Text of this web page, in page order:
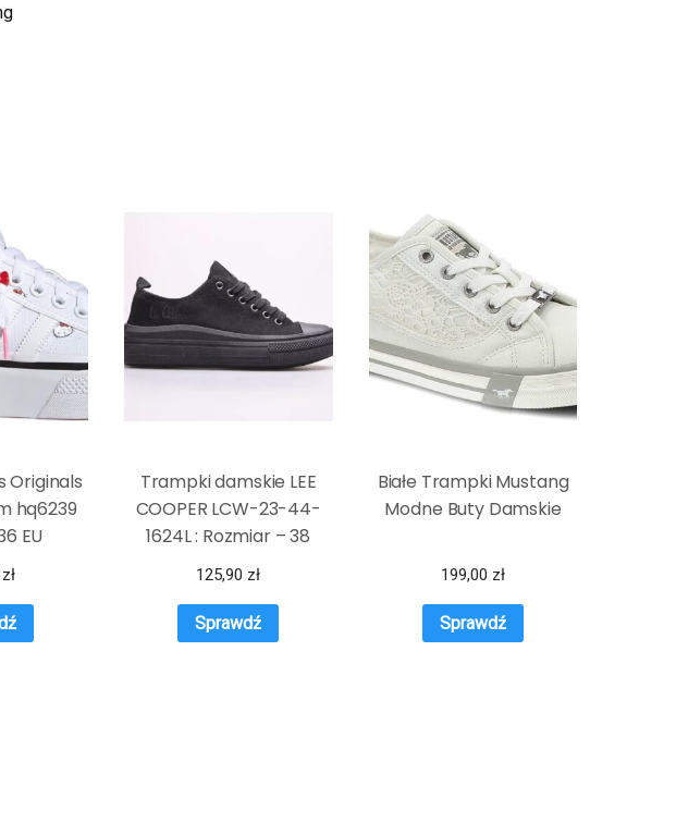
Originals
hq6239
EU
zł
Trampki damskie LEE
COOPER LCW-23-44-
1624L : Rozmiar – 38
125,90 zł
Sprawdź
Białe Trampki Mustang
Modne Buty Damskie
199,00 zł
Sprawdź